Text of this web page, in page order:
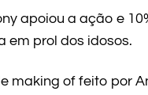
apoiou a ação e
em prol dos idosos.
making of feito por